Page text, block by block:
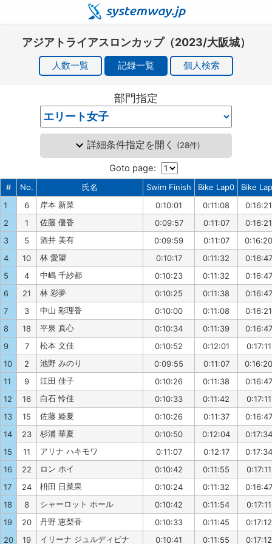
アジアトライアスロンカップ（2023/大阪城）
人数一覧 記録一覧 個人検索
部門指定
詳細条件指定を開く (28件)
Goto page:
# No. 氏名 Swim Finish Bike Lap0
Bike
1
6 岸本 新菜 0:10:01 0:11:08
0:16:21
2
1 佐藤 優香 0:09:57 0:11:07
0:16:21
3
5 酒井 美有 0:09:59 0:11:07
0:16:20
4
10 林 愛望 0:10:17 0:11:32
0:16:47
5
4 中嶋 千紗都 0:10:23 0:11:32
0:16:47
6
21 林 彩夢 0:10:25 0:11:38
0:16:47
7
3 中山 彩理香 0:10:00 0:11:08
0:16:21
8
18 平泉 真心 0:10:34 0:11:39
0:16:47
9
7 松本 文佳 0:10:52 0:12:01
0:17:11
10
2 池野 みのり 0:09:55 0:11:07
0:16:20
11
9 江田 佳子 0:10:26 0:11:38
0:16:47
12
16 白石 怜佳 0:10:33 0:11:42
0:17:11
13
15 佐藤 姫夏 0:10:26 0:11:37
0:16:47
14
23 杉浦 華夏 0:10:50 0:12:04
0:17:34
15
11 アリナ ハキモワ 0:11:07 0:12:17
0:17:34
16
22 ロン ホイ 0:10:42 0:11:55
0:17:11
17
24 枡田 日菜果 0:10:24 0:11:32
0:16:47
18
8 シャーロット ホール 0:10:42 0:11:54
0:17:11
19
20 丹野 恵梨香 0:10:33 0:11:45
0:17:12
20
19 イリーナ ジュルディビナ 0:10:41 0:11:55 0:17:12